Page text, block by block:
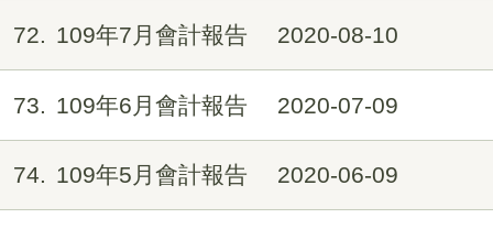
72 109年7月會計報告 2020-08-10
73 109年6月會計報告 2020-07-09
74 109年5月會計報告 2020-06-09